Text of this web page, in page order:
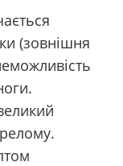
(зовнішня